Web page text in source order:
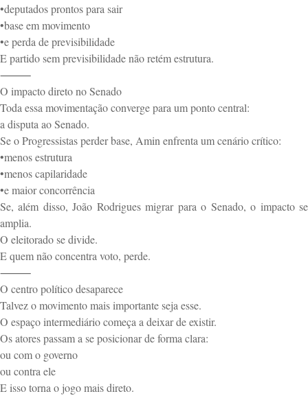
•deputados prontos para sair
•base em movimento
•e perda de previsibilidade
E partido sem previsibilidade não retém estrutura.
⸻
O impacto direto no Senado
Toda essa movimentação converge para um ponto central:
a disputa ao Senado.
Se o Progressistas perder base, Amin enfrenta um cenário crítico:
•menos estrutura
•menos capilaridade
•e maior concorrência
Se, além disso, João Rodrigues migrar para o Senado, o impacto se
amplia.
O eleitorado se divide.
E quem não concentra voto, perde.
⸻
O centro político desaparece
Talvez o movimento mais importante seja esse.
O espaço intermediário começa a deixar de existir.
Os atores passam a se posicionar de forma clara:
ou com o governo
ou contra ele
E isso torna o jogo mais direto.